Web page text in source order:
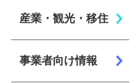
産業・観光・移住
事業者向け情報